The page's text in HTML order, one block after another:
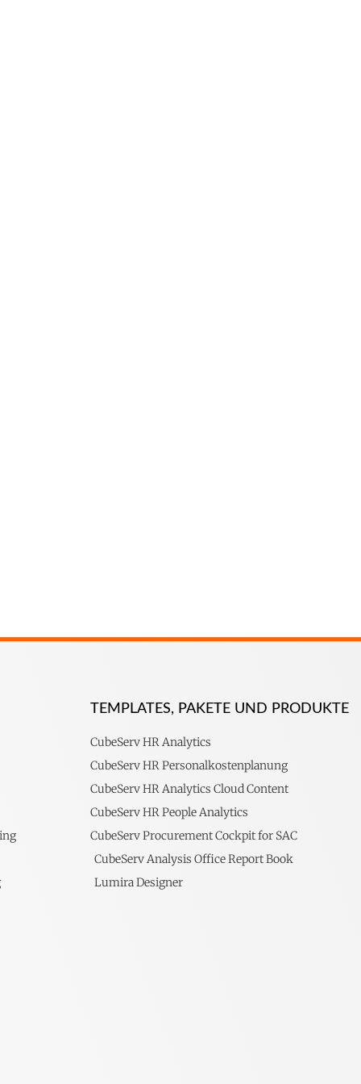
TEMPLATES, PAKETE UND PRODUKTE
CubeServ HR Analytics
CubeServ HR Personalkostenplanung
CubeServ HR Analytics Cloud Content
CubeServ HR People Analytics
CubeServ Procurement Cockpit for SAC
CubeServ Analysis Office Report Book
Lumira Designer